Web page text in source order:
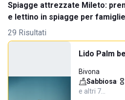
Spiagge attrezzate Mileto:
e lettino in spiagge per famiglie
29 Risultati
Lido Palm
Bivona
Sabbiosa·
e altri 7…